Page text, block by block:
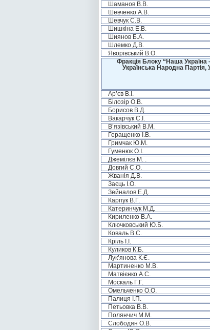
Шаманов В.В.
Шевченко А.В.
Шевчук С.В.
Шишкіна Е.В.
Шиянов Б.А.
Шлемко Д.В.
Яворівський В.О.
Фракція Блоку “Наша
Українська Народна Партія,
Ар’єв В.І.
Білозір О.В.
Борисов В.Д.
Вакарчук С.І.
В’язівський В.М.
Геращенко І.В.
Гримчак Ю.М.
Гуменюк О.І.
Джемілєв М. .
Довгий С.О.
Жванія Д.В.
Заєць І.О.
Зейналов Е.Д.
Карпук В.Г.
Катеринчук М.Д.
Кириленко В.А.
Ключковський Ю.Б.
Коваль В.С.
Кріль І.І.
Куликов К.Б.
Лук’янова К.Є.
Мартиненко М.В.
Матвієнко А.С.
Москаль Г.Г.
Омельченко О.О.
Палиця І.П.
Петьовка В.В.
Полянчич М.М.
Слободян О.В.